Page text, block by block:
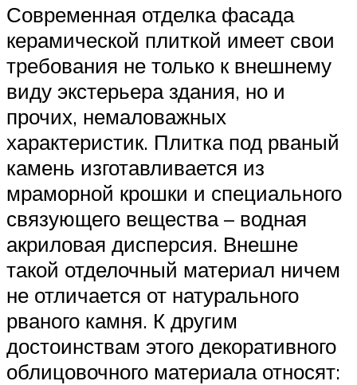
Современная отделка фасада
керамической плиткой имеет свои
требования не только к внешнему
виду экстерьера здания, но и
прочих, немаловажных
характеристик. Плитка под рваный
камень изготавливается из
мраморной крошки и специального
связующего вещества – водная
акриловая дисперсия. Внешне
такой отделочный материал ничем
не отличается от натурального
рваного камня. К другим
достоинствам этого декоративного
облицовочного материала относят: